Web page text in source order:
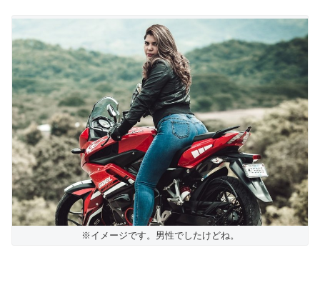
※イメージです。男性でしたけどね。